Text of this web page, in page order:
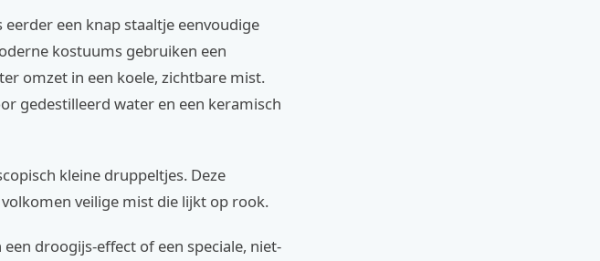
een knap staaltje eenvoudige
kostuums gebruiken een
omzet in een koele, zichtbare mist.
gedestilleerd water en een keramisch
kleine druppeltjes. Deze
veilige mist die lijkt op rook.
droogijs-effect of een speciale, niet-